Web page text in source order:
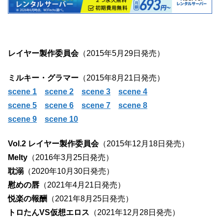
レイヤー製作委員会（2015年5月29日発売）
ミルキー・グラマー （2015年8月21日発売）
scene 1
scene 2 scene 3
scene 4
scene 5
scene 6 scene 7
scene 8
scene 9
scene 10
Vol.2 レイヤー製作委員会（2015年12月18日発売）
Melty （2016年3月25日発売）
耽溺 （2020年10月30日発売）
慰めの唇 （2021年4月21日発売）
悦楽の報酬
（2021年8月25日発売）
トロたんVS仮想エロス （2021年12月28日発売）